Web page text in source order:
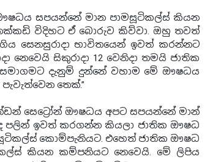
සපයන්නේ මාන පාමසූටිකල්ස් කියන
විදිහට ඒ බොරුව කිව්වා. ඔහු තවත්
සෙනසුරාදා භාවිතයෙන් ඉවත් කරන්නට
සිකුරාදා 12 වෙනිදා තමයි ජාතික
දැනුම් දුන්නේ වහාම මේ ඖෂධය
තෙක්.”
සෙට්‍රෝන් ඖෂධය අපට සපයන්නේ මාන්
පලින් ඉවත් කරගන්න කියලා ජාතික ඖෂධ
කොම්පැනියට. එහෙත් ජාතික ඖෂධ
කියන කම්පනියට නෙවෙයි. මේ ලිපිය